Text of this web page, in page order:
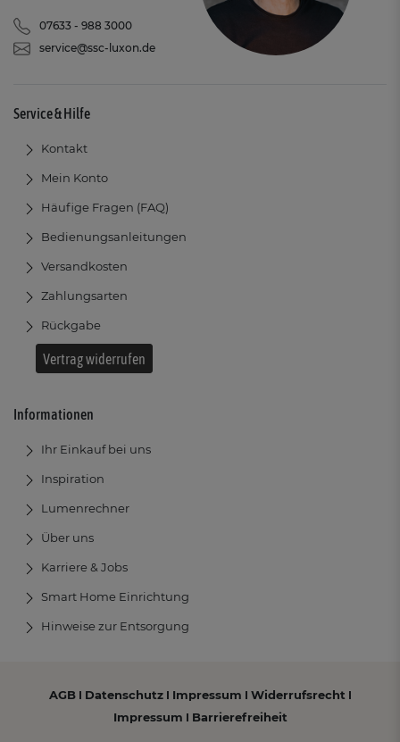
07633 - 988 3000
service@ssc-luxon.de
Service & Hilfe
Kontakt
Mein Konto
Häufige Fragen (FAQ)
Bedienungsanleitungen
Versandkosten
Zahlungsarten
Rückgabe
Vertrag widerrufen
Informationen
Ihr Einkauf bei uns
Inspiration
Lumenrechner
Über uns
Karriere & Jobs
Smart Home Einrichtung
Hinweise zur Entsorgung
AGBI DatenschutzI Impressum I WiderrufsrechtI
Impressum I Barrierefreiheit